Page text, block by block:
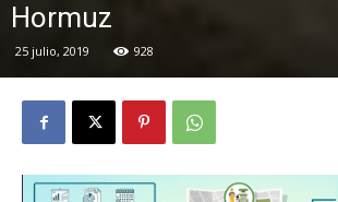
Hormuz
25 julio, 2019 928